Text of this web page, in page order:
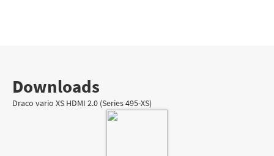
Downloads
Draco vario XS HDMI 2.0 (Series 495-XS)